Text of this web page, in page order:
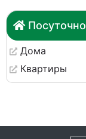
Посуточно
Дома
Квартиры